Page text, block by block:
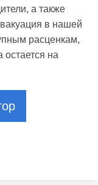
а также
в нашей
расценкам,
остается на